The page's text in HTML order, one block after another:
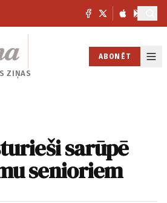
ZIŅAS
ABONĒT
sarūpē
senioriem